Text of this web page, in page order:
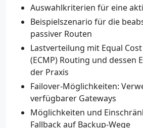
Auswahlkriterien für eine
Beispielszenario für die
passiver Routen
Lastverteilung mit Equal
(ECMP) Routing und dessen
der Praxis
Failover-Möglichkeiten:
verfügbarer Gateways
Möglichkeiten und
Fallback auf Backup-Wege